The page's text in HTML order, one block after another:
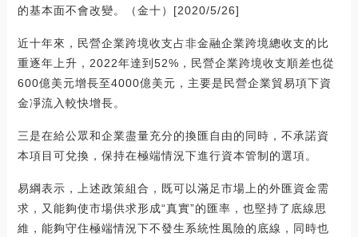
的基本面不會改變。（金十）[2020/5/26]
近十年來，民營企業跨境收支占非金融企業跨境總收支的比
重逐年上升，2022年達到52%，民營企業跨境收支順差也從
600億美元增長至4000億美元，主要是民營企業貿易項下資
金凈流入較快增長。
三是在給公眾和企業盡量充分的換匯自由的同時，不承諾資
本項目可兌換，保持在極端情況下進行資本管制的選項。
易綱表示，上述政策組合，既可以滿足市場上的外匯資金需
求，又能夠使市場供求形成“真實”的匯率，也堅持了底線思
維，能夠守住極端情況下不發生系統性風險的底線，同時也